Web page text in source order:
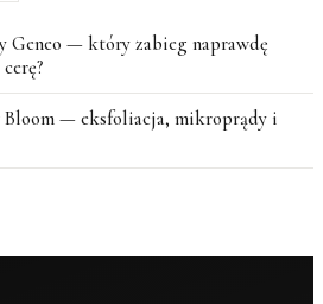
Geneo — który zabieg naprawdę
— eksfoliacja, mikroprądy i